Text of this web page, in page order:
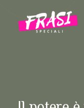
contenuto